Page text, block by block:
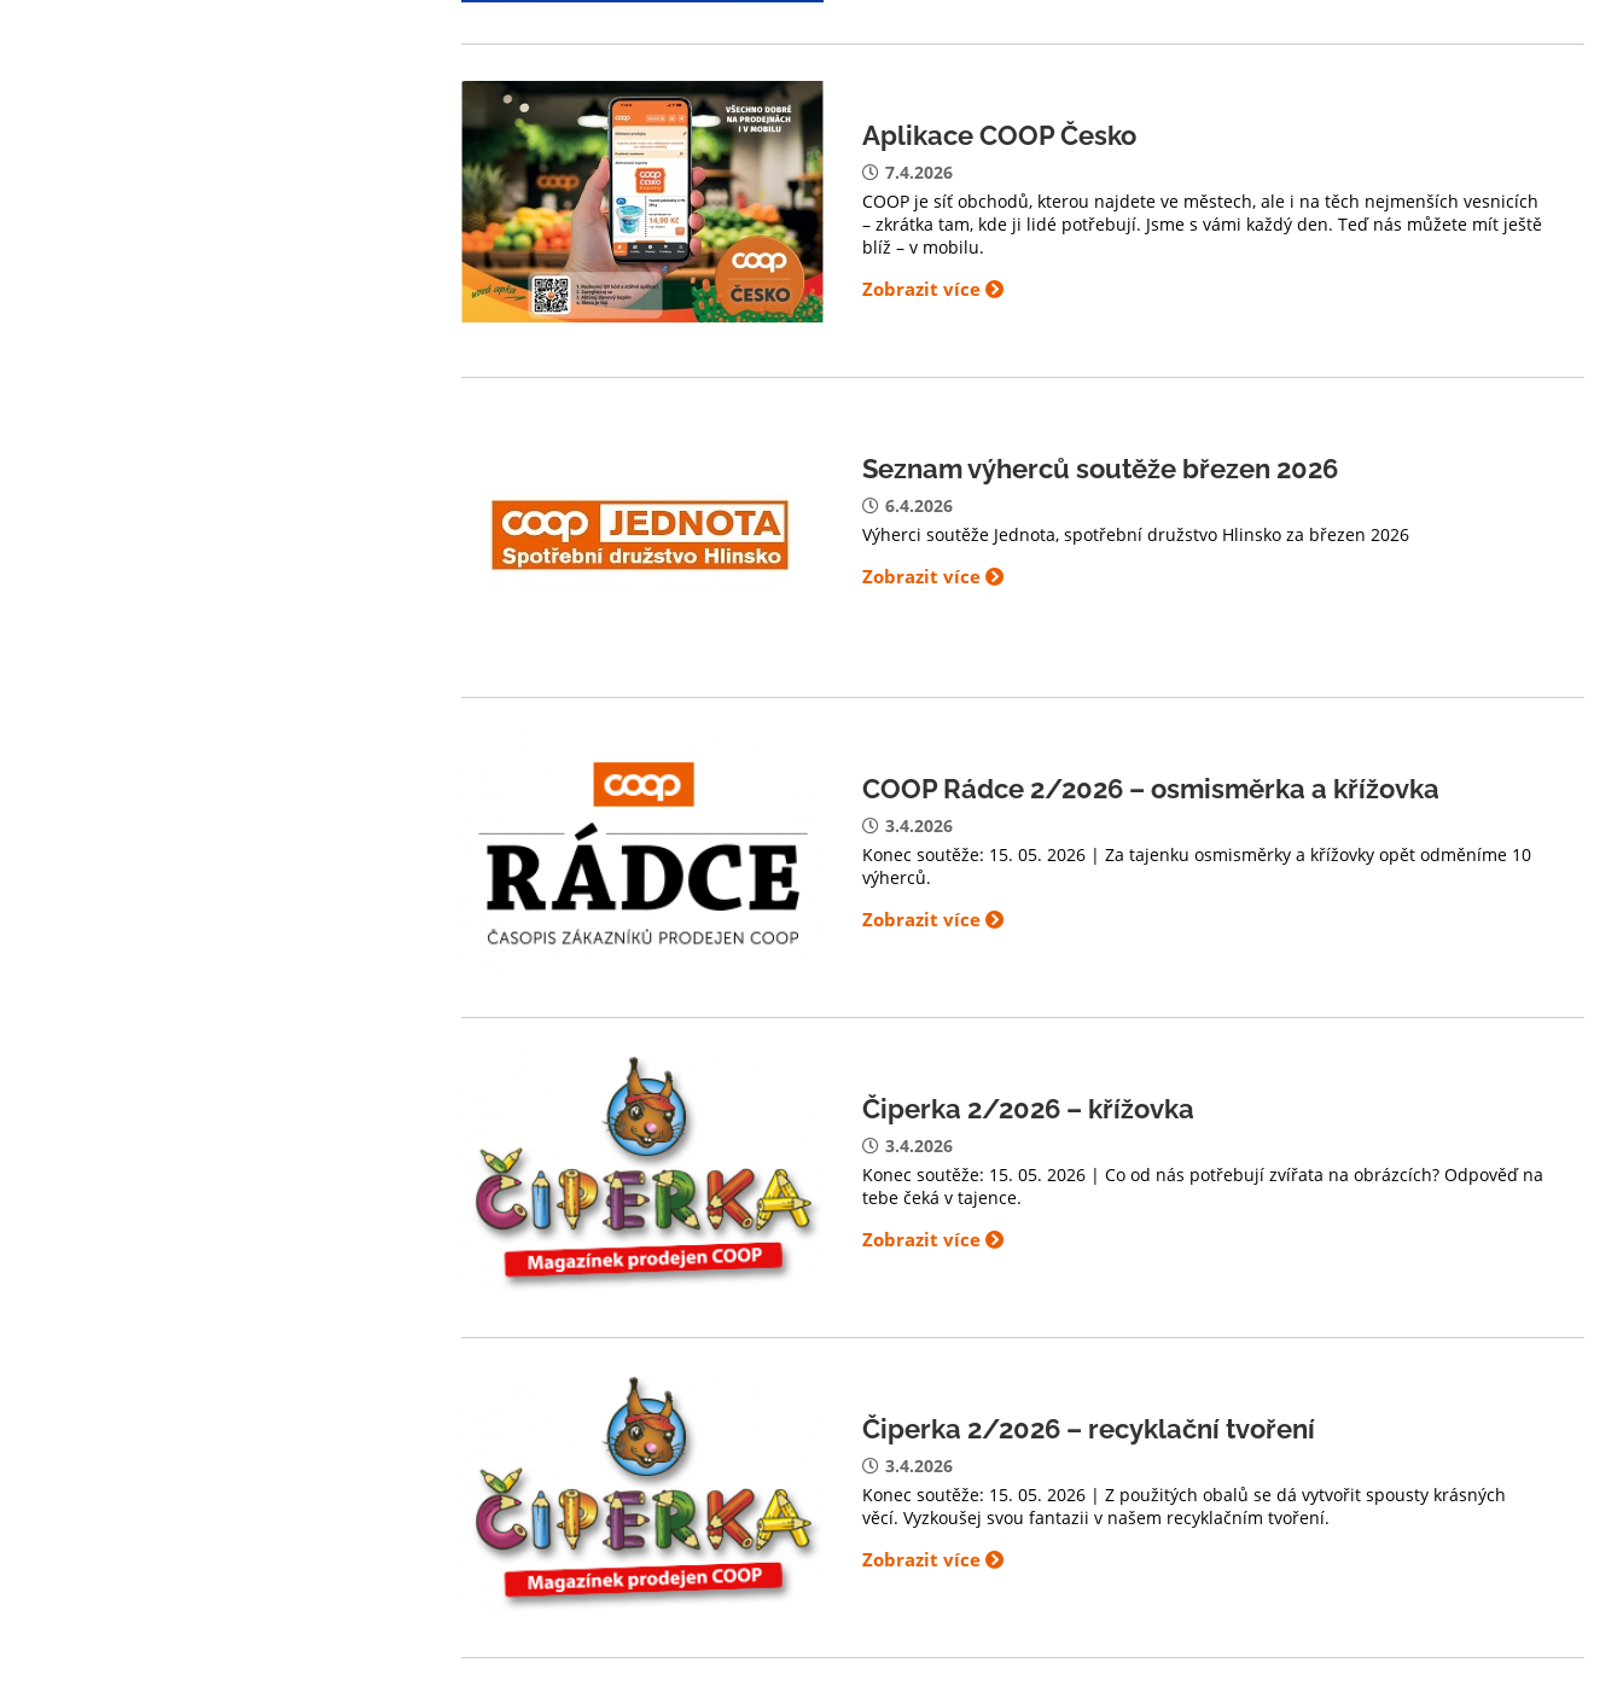
Aplikace COOP Česko
7.4.2026
COOP je síť obchodů, kterou najdete ve městech, ale i na těch nejmenších vesnicích
– zkrátka tam, kde ji lidé potřebují. Jsme s vámi každý den. Teď nás můžete mít ještě
blíž – v mobilu.
Zobrazit více
Seznam výherců soutěže březen 2026
6.4.2026
Výherci soutěže Jednota, spotřební družstvo Hlinsko za březen 2026
Zobrazit více
COOP Rádce 2/2026 – osmisměrka a křížovka
3.4.2026
Konec soutěže: 15. 05. 2026 | Za tajenku osmisměrky a křížovky opět odměníme 10
výherců.
Zobrazit více
Čiperka 2/2026 – křížovka
3.4.2026
Konec soutěže: 15. 05. 2026 | Co od nás potřebují zvířata na obrázcích? Odpověď na
tebe čeká v tajence.
Zobrazit více
Čiperka 2/2026 – recyklační tvoření
3.4.2026
Konec soutěže: 15. 05. 2026 | Z použitých obalů se dá vytvořit spousty krásných
věcí. Vyzkoušej svou fantazii v našem recyklačním tvoření.
Zobrazit více